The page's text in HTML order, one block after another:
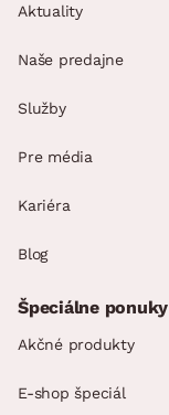
Aktuality
Naše predajne
Služby
Pre média
Kariéra
Blog
Špeciálne ponuky
Akčné produkty
E-shop špeciál